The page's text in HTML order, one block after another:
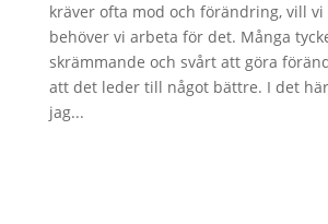
kräver ofta mod och förändring, vill
behöver vi arbeta för det. Många
skrämmande och svårt att göra
att det leder till något bättre. I det
jag...